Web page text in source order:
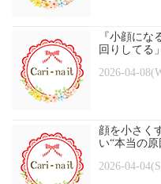
『小顔に
回りしてる
2026-04-
顔を小さく
い“本当の原
2026-04-